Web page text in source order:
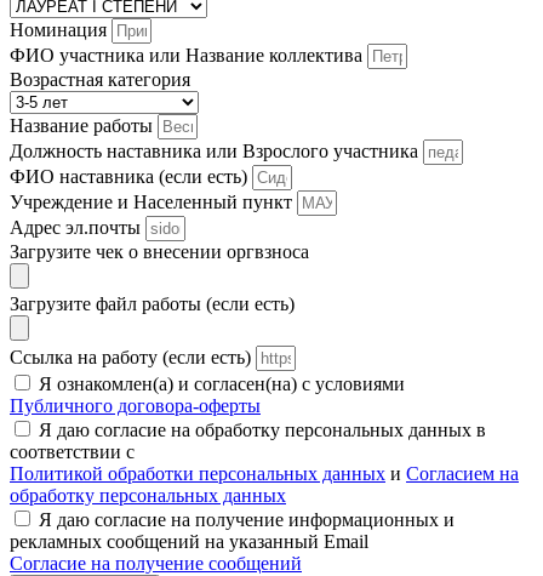
Номинация
ФИО участника или Название коллектива
Возрастная категория
Название работы
Должность наставника или Взрослого участника
ФИО наставника (если есть)
Учреждение и Населенный пункт
Адрес эл.почты
Загрузите чек о внесении оргвзноса
Загрузите файл работы (если есть)
Ссылка на работу (если есть)
Я ознакомлен(а) и согласен(на) с условиями
Публичного договора-оферты
Я даю согласие на обработку персональных данных в
соответствии с
Политикой обработки персональных данных и Согласием на
обработку персональных данных
Я даю согласие на получение информационных и
рекламных сообщений на указанный Email
Согласие на получение сообщений